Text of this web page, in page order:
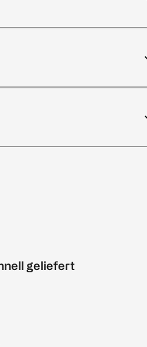
geliefert